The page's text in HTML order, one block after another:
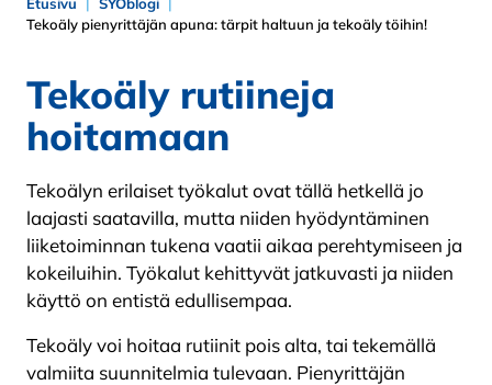
Etusivu
SYOblogi
Tekoäly pienyrittäjän apuna: tärpit haltuun ja tekoäly töihin!
Tekoäly rutiineja
hoitamaan
Tekoälyn erilaiset työkalut ovat tällä hetkellä jo
laajasti saatavilla, mutta niiden hyödyntäminen
liiketoiminnan tukena vaatii aikaa perehtymiseen ja
kokeiluihin. Työkalut kehittyvät jatkuvasti ja niiden
käyttö on entistä edullisempaa.
Tekoäly voi hoitaa rutiinit pois alta, tai tekemällä
valmiita suunnitelmia tulevaan. Pienyrittäjän